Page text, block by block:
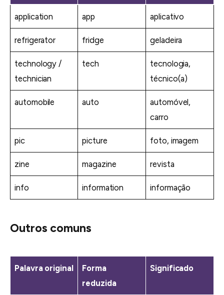
application app aplicativo
refrigerator fridge geladeira
technology /
technician
tech
tecnologia,
técnico(a)
automobile auto
automóvel,
carro
pic picture foto, imagem
zine magazine revista
info information informação
Outros comuns
Palavra original
Forma
reduzida
Significado